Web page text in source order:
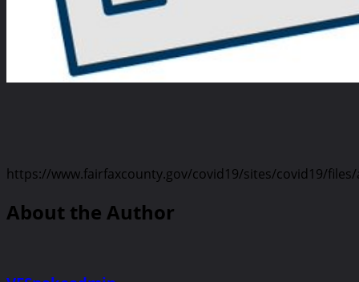
https://www.fairfaxcounty.gov/covid19/sites/covid19/
About the Author